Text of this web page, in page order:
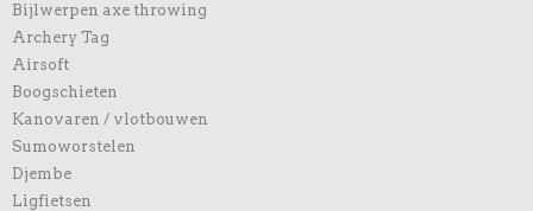
Bijlwerpen axe throwing
Archery Tag
Airsoft
Boogschieten
Kanovaren / vlotbouwen
Sumoworstelen
Djembe
Ligfietsen